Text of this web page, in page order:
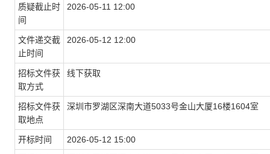
质疑截止时
间
2026-05-11 12:00
文件递交截
止时间
2026-05-12 12:00
招标文件获
取方式
线下获取
招标文件获
取地点
深圳市罗湖区深南大道5033号金山大厦16楼1604室
开标时间 2026-05-12 15:00